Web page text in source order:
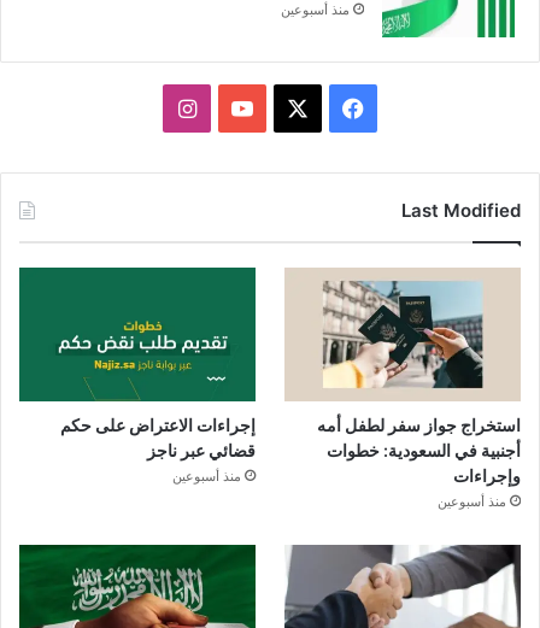
منذ أسبوعين
فيسبوك يوتيوبانستقرام
Last Modified
استخراج جواز سفر لطفل أمه
أجنبية في السعودية: خطوات
وإجراءات
منذ أسبوعين
إجراءات الاعتراض على حكم
قضائي عبر ناجز
منذ أسبوعين